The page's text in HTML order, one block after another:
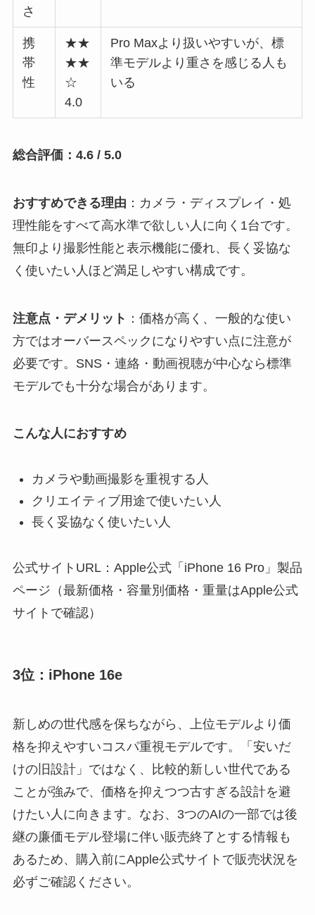
さ
携
帯
性
★★
★★
☆
4.0
Pro Maxより扱いやすいが、標
準モデルより重さを感じる人も
いる
総合評価：4.6 / 5.0
おすすめできる理由 ：カメラ・ディスプレイ・処
理性能をすべて高水準で欲しい人に向く1台です。
無印より撮影性能と表示機能に優れ、長く妥協な
く使いたい人ほど満足しやすい構成です。
注意点・デメリット ：価格が高く、一般的な使い
方ではオーバースペックになりやすい点に注意が
必要です。SNS・連絡・動画視聴が中心なら標準
モデルでも十分な場合があります。
こんな人におすすめ
カメラや動画撮影を重視する人
クリエイティブ用途で使いたい人
長く妥協なく使いたい人
公式サイトURL：Apple公式「iPhone 16 Pro」製品
ページ（最新価格・容量別価格・重量はApple公式
サイトで確認）
3位：iPhone 16e
新しめの世代感を保ちながら、上位モデルより価
格を抑えやすいコスパ重視モデルです。「安いだ
けの旧設計」ではなく、比較的新しい世代である
ことが強みで、価格を抑えつつ古すぎる設計を避
けたい人に向きます。なお、3つのAIの一部では後
継の廉価モデル登場に伴い販売終了とする情報も
あるため、購入前にApple公式サイトで販売状況を
必ずご確認ください。